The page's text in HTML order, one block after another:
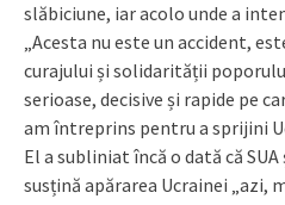
slăbiciune, iar acolo unde a
„Acesta nu este un accident,
curajului și solidarității
serioase, decisive și rapide pe
am întreprins pentru a sprijini
El a subliniat încă o dată că
susțină apărarea Ucrainei „azi,